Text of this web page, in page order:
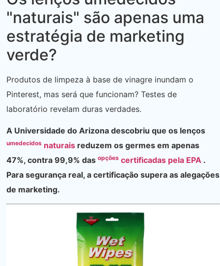
"naturais" são apenas uma
estratégia de marketing
verde?
Produtos de limpeza à base de vinagre inundam o
Pinterest, mas será que funcionam? Testes de
laboratório revelam duras verdades.
A Universidade do Arizona descobriu que os lenços
umedecidos naturais reduzem os germes em apenas
47%, contra 99,9% das opções certificadas pela EPA .
Para segurança real, a certificação supera as alegações
de marketing.